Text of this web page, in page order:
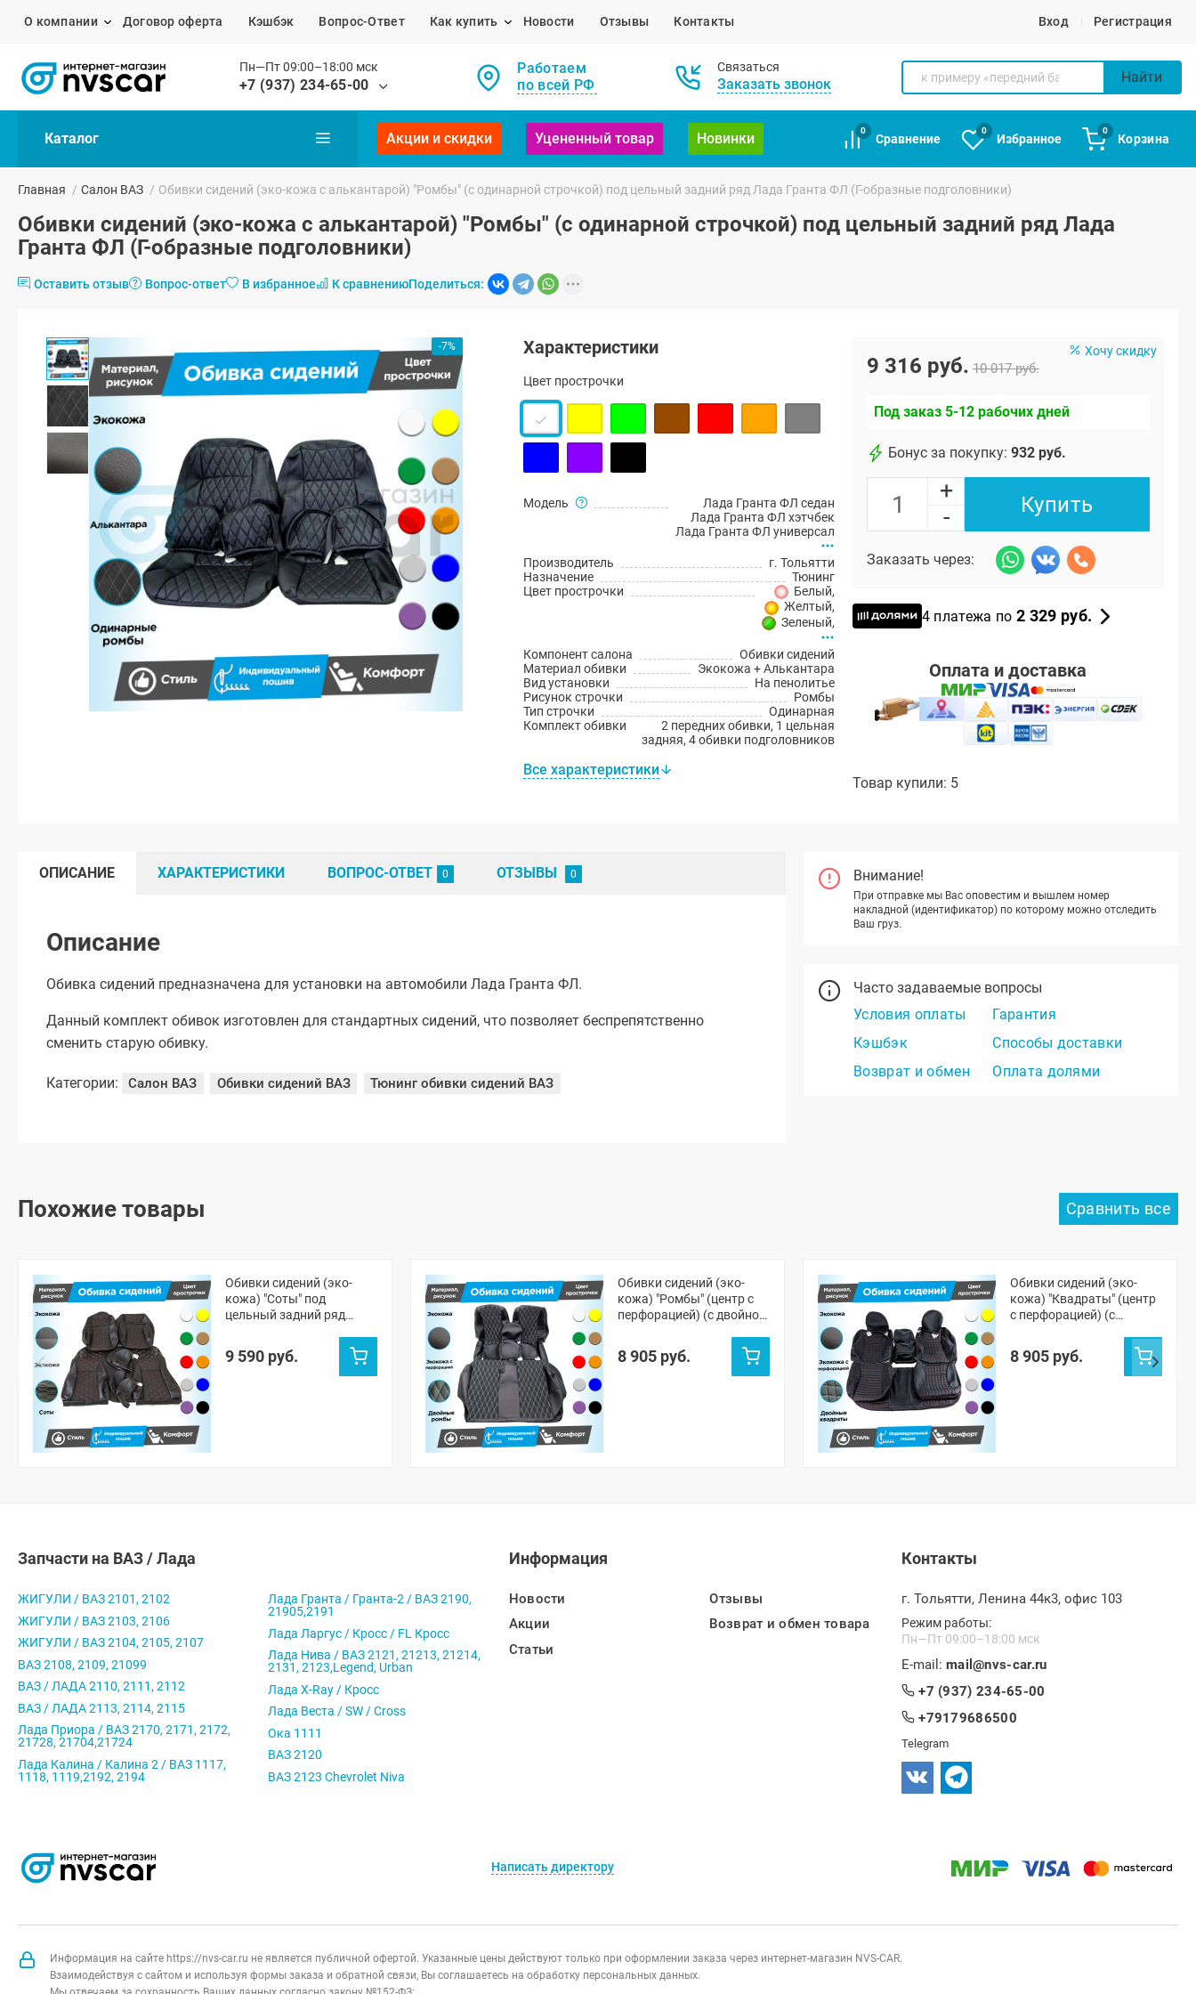
О компании Договор оферта Кэшбэк Вопрос-Ответ Как купить Новости Отзывы Контакты Вход Регистрация
Пн—Пт 09:00–18:00 мск
+7 (937) 234-65-00
Работаем
по всей РФ
Связаться
Заказать звонок Найти
Каталог Акции и скидки Уцененный товар Новинки
0
Сравнение
0
Избранное
0
Корзина
Главная / Салон ВАЗ / Обивки сидений (эко-кожа с алькантарой) "Ромбы" (с одинарной строчкой) под цельный задний ряд Лада Гранта ФЛ (Г-образные подголовники)
Обивки сидений (эко-кожа с алькантарой) "Ромбы" (с одинарной строчкой) под цельный задний ряд Лада
Гранта ФЛ (Г-образные подголовники)
Оставить отзыв Вопрос-ответ В избранное К сравнениюПоделиться:
-7% Характеристики
Цвет прострочки
Модель
Лада Гранта ФЛ седан
Лада Гранта ФЛ хэтчбек
Лада Гранта ФЛ универсал
Производитель
г. Тольятти
Назначение
Тюнинг
Цвет прострочки
Белый,
Желтый,
Зеленый,
Компонент салона
Обивки сидений
Материал обивки
Экокожа + Алькантара
Вид установки
На пенолитье
Рисунок строчки
Ромбы
Тип строчки
Одинарная
Комплект обивки
2 передних обивки, 1 цельная
задняя, 4 обивки подголовников
Все характеристики
Хочу скидку
9 316 руб. 10 017 руб.
Под заказ 5-12 рабочих дней
Бонус за покупку: 932 руб.
+
-
Купить
Заказать через:
4 платежа по 2 329 руб.
Оплата и доставка
Товар купили: 5
Внимание!
При отправке мы Вас оповестим и вышлем номер
накладной (идентификатор) по которому можно отследить
Ваш груз.
Часто задаваемые вопросы
Условия оплаты
Гарантия
Кэшбэк
Способы доставки
Возврат и обмен
Оплата долями
ОПИСАНИЕ ХАРАКТЕРИСТИКИ ВОПРОС-ОТВЕТ ОТЗЫВЫ
Описание
Обивка сидений предназначена для установки на автомобили Лада Гранта ФЛ.
Данный комплект обивок изготовлен для стандартных сидений, что позволяет беспрепятственно
сменить старую обивку.
Категории: Салон ВАЗ Обивки сидений ВАЗ Тюнинг обивки сидений ВАЗ
Похожие товары
Обивки сидений (эко-
кожа) "Соты" под
цельный задний ряд
образные подголовники)
9 590 руб.
Обивки сидений (эко-
кожа) "Ромбы" (центр с
перфорацией) (с двойной
задний ряд Лада Гранта
ФЛ (Г-образные
8 905 руб.
Обивки сидений (эко-
кожа) "Квадраты" (центр
с перфорацией) (с
цельный задний ряд
Лада Гранта ФЛ (Г-
образные подголовники)
8 905 руб.
Запчасти на ВАЗ / Лада
ЖИГУЛИ / ВАЗ 2101, 2102
ЖИГУЛИ / ВАЗ 2103, 2106
ЖИГУЛИ / ВАЗ 2104, 2105, 2107
ВАЗ 2108, 2109, 21099
ВАЗ / ЛАДА 2110, 2111, 2112
ВАЗ / ЛАДА 2113, 2114, 2115
Лада Приора / ВАЗ 2170, 2171, 2172,
21728, 21704,21724
Лада Калина / Калина 2 / ВАЗ 1117,
1118, 1119,2192, 2194
Лада Гранта / Гранта-2 / ВАЗ 2190,
21905,2191
Лада Ларгус / Кросс / FL Кросс
Лада Нива / ВАЗ 2121, 21213, 21214,
2131, 2123,Legend, Urban
Лада X-Ray / Кросс
Лада Веста / SW / Cross
Ока 1111
ВАЗ 2120
ВАЗ 2123 Chevrolet Niva
Информация
Новости
Акции
Статьи
Отзывы
Возврат и обмен товара
Контакты
г. Тольятти, Ленина 44к3, офис 103
Режим работы:
Пн—Пт 09:00–18:00 мск
E-mail: mail@nvs-car.ru
+7 (937) 234-65-00
+79179686500
Telegram
Написать директору
Информация на сайте https://nvs-car.ru не является публичной офертой. Указанные цены действуют только при оформлении заказа через интернет-магазин NVS-CAR.
Взаимодействуя с сайтом и используя формы заказа и обратной связи, Вы соглашаетесь на обработку персональных данных.